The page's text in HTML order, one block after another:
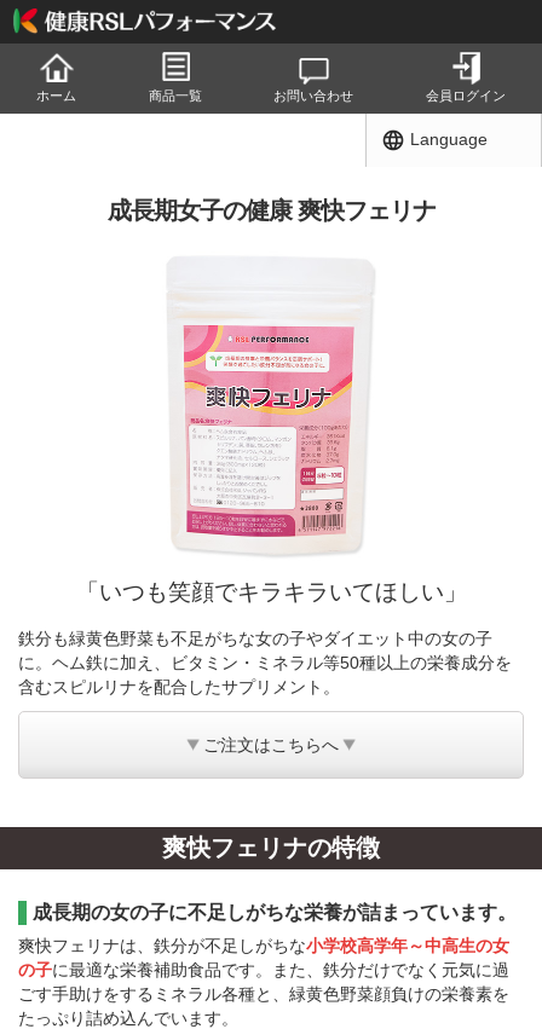
ホーム 商品一覧 お問い合わせ 会員ログイン
Language
成長期女子の健康 爽快フェリナ
「いつも笑顔でキラキラいてほしい」
鉄分も緑黄色野菜も不足がちな女の子やダイエット中の女の子
に。ヘム鉄に加え、ビタミン・ミネラル等50種以上の栄養成分を
含むスピルリナを配合したサプリメント。
ご注文はこちらへ
爽快フェリナの特徴
成長期の女の子に不足しがちな栄養が詰まっています。
爽快フェリナは、鉄分が不足しがちな小学校高学年～中高生の女
の子に最適な栄養補助食品です。また、鉄分だけでなく元気に過
ごす手助けをするミネラル各種と、緑黄色野菜顔負けの栄養素を
たっぷり詰め込んでいます。